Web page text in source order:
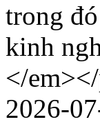
trong
kinh
</
2026-